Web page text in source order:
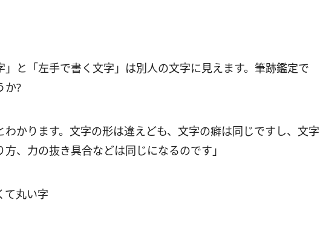
と「左手で書く文字」は別人の文字に見えます。筆跡鑑定で
か?
わかります。文字の形は違えども、文字の癖は同じですし、文字
、力の抜き具合などは同じになるのです」
丸い字